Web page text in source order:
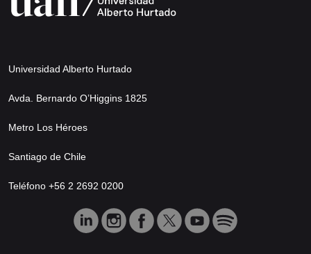
Universidad Alberto Hurtado
Avda. Bernardo O’Higgins 1825
Metro Los Héroes
Santiago de Chile
Teléfono +56 2 2692 0200